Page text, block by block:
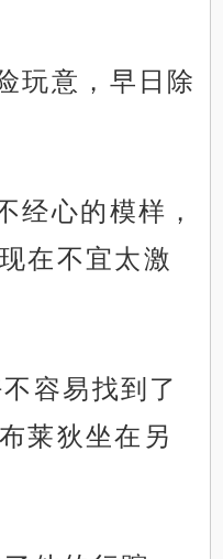
玩意，早日除
经心的模样，
在不宜太激
容易找到了
莱狄坐在另